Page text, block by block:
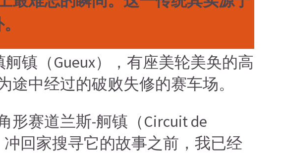
镇（Gueux），有座美轮美奂的高
中经过的破败失修的赛车场。
形赛道兰斯-舸镇（Circuit de
回家搜寻它的故事之前，我已经